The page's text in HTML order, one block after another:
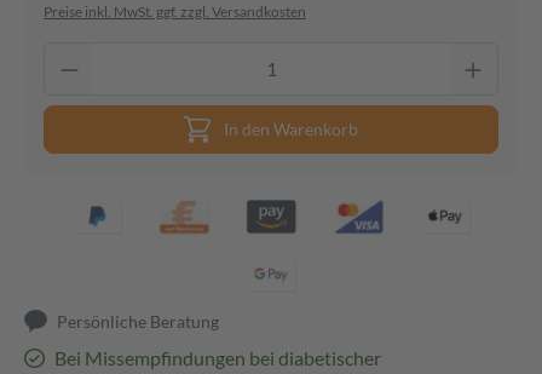
Preise inkl. MwSt. ggf. zzgl. Versandkosten
In den Warenkorb
Persönliche Beratung
Bei Missempfindungen bei diabetischer